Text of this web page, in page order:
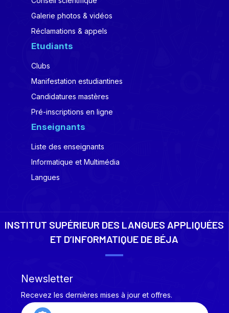
Galerie photos & vidéos
Réclamations & appels
Etudiants
Clubs
Manifestation estudiantines
Candidatures mastères
Pré-inscriptions en ligne
Enseignants
Liste des enseignants
Informatique et Multimédia
Langues
INSTITUT SUPÉRIEUR DES LANGUES APPLIQUÉES
ET D’INFORMATIQUE DE BÉJA
Newsletter
Recevez les dernières mises à jour et offres.